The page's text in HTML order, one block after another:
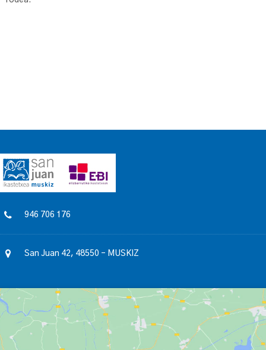
946 706 176
San Juan 42, 48550 – MUSKIZ